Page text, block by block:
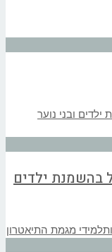
בהשמנת ילדים